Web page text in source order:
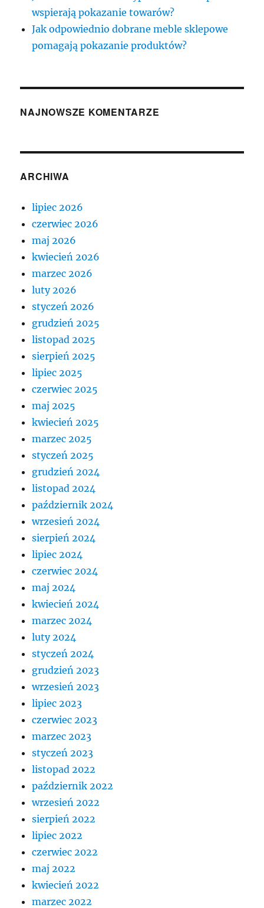
wspierają pokazanie towarów?
Jak odpowiednio dobrane meble sklepowe
pomagają pokazanie produktów?
NAJNOWSZE KOMENTARZE
ARCHIWA
lipiec 2026
czerwiec 2026
maj 2026
kwiecień 2026
marzec 2026
luty 2026
styczeń 2026
grudzień 2025
listopad 2025
sierpień 2025
lipiec 2025
czerwiec 2025
maj 2025
kwiecień 2025
marzec 2025
styczeń 2025
grudzień 2024
listopad 2024
październik 2024
wrzesień 2024
sierpień 2024
lipiec 2024
czerwiec 2024
maj 2024
kwiecień 2024
marzec 2024
luty 2024
styczeń 2024
grudzień 2023
wrzesień 2023
lipiec 2023
czerwiec 2023
marzec 2023
styczeń 2023
listopad 2022
październik 2022
wrzesień 2022
sierpień 2022
lipiec 2022
czerwiec 2022
maj 2022
kwiecień 2022
marzec 2022